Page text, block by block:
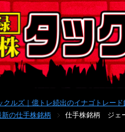
クルズ｜億トレ続出のイナゴトレー
新の仕手株銘柄
仕手株銘柄 ジェ